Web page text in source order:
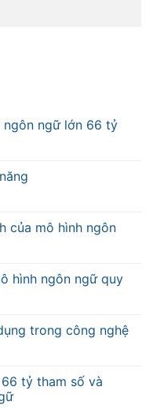
ngôn ngữ lớn 66 tỷ
của mô hình ngôn
hình ngôn ngữ quy
trong công nghệ
tỷ tham số và